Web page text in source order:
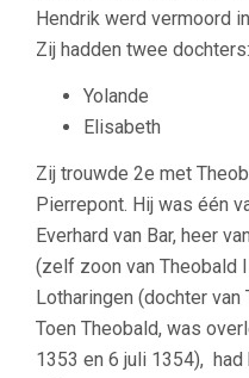
Hendrik werd vermoord
Zij hadden twee dochters:
Yolande
Elisabeth
Zij trouwde 2e met
Pierrepont. Hij was één
Everhard van Bar, heer
(zelf zoon van Theobald
Lotharingen (dochter van
Toen Theobald, was
1353 en 6 juli 1354),